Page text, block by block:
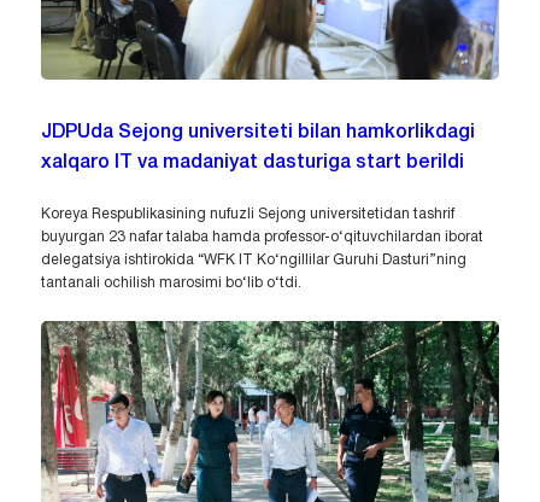
JDPUda Sejong universiteti bilan hamkorlikdagi
xalqaro IT va madaniyat dasturiga start berildi
Koreya Respublikasining nufuzli Sejong universitetidan tashrif
buyurgan 23 nafar talaba hamda professor-o‘qituvchilardan iborat
delegatsiya ishtirokida “WFK IT Ko‘ngillilar Guruhi Dasturi”ning
tantanali ochilish marosimi bo‘lib o‘tdi.